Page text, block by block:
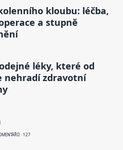
kloubu: léčba,
a stupně
léky, které od
nehradí zdravotní
127